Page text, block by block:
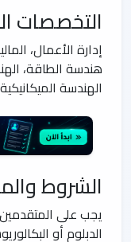
التخصصات
إدارة الأعمال،
هندسة الطاقة،
الهندسة
الشروط
يجب على
الدبلوم أو